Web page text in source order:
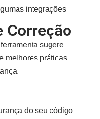
integrações.
Correção
sugere
melhores práticas
do seu código